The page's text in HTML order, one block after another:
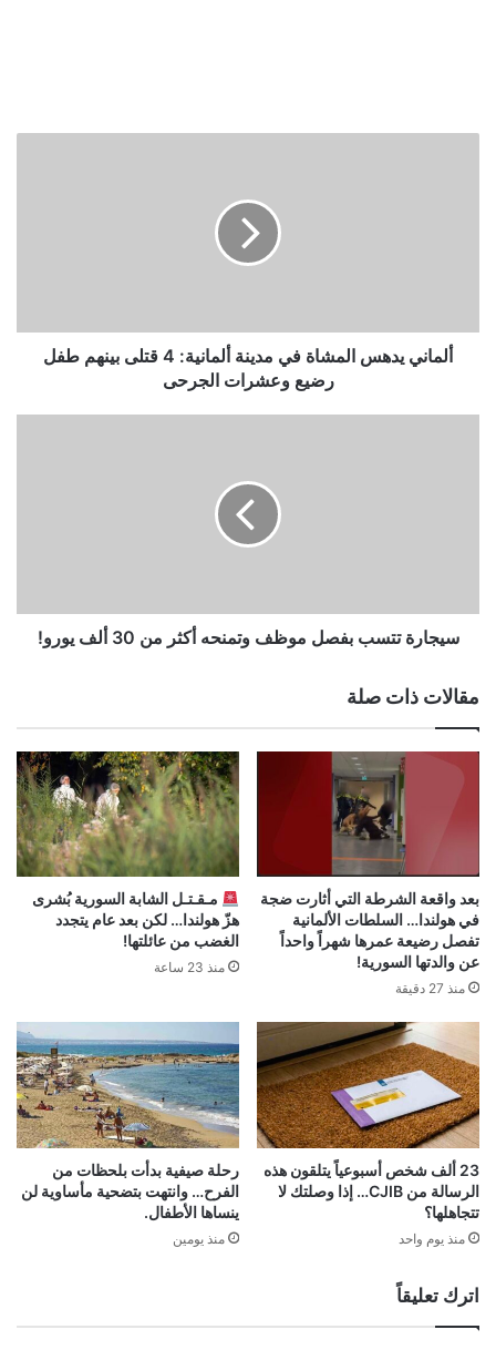
بينهم
طفل
ألماني يدهس المشاة في مدينة ألمانية: 4 قتلى بينهم طفل
رضيع وعشرات الجرحى
ألف
يورو!سيجارة تتسب بفصل موظف وتمنحه أكثر من 30 ألف يورو!
مقالات ذات صلة
بعد واقعة الشرطة التي أثارت ضجة
في هولندا… السلطات الألمانية
تفصل رضيعة عمرها شهراً واحداً
عن والدتها السورية!
منذ 27 دقيقة
مـقـتـل الشابة السورية بُشرى
هزّ هولندا… لكن بعد عام يتجدد
الغضب من عائلتها!
منذ 23 ساعة
23 ألف شخص أسبوعياً يتلقون هذه
الرسالة من CJIB… إذا وصلتك لا
تتجاهلها؟
منذ يوم واحد
رحلة صيفية بدأت بلحظات من
الفرح… وانتهت بتضحية مأساوية لن
ينساها الأطفال.
منذ يومين
اترك تعليقاً